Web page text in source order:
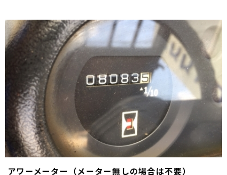
アワーメーター（メーター無しの場合は不要）